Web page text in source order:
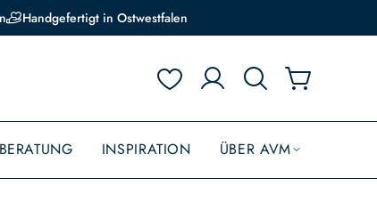
Handgefertigt in Ostwestfalen
INSPIRATION ÜBER AVM